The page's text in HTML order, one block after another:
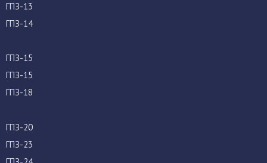
ГПЗ-13
ГПЗ-14
ГПЗ-15
ГПЗ-15
ГПЗ-18
ГПЗ-20
ГПЗ-23